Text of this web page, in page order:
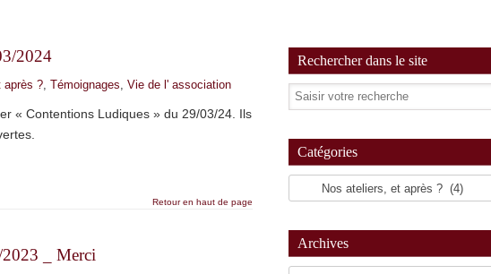
2024
après ?, Témoignages, Vie de l' association
« Contentions Ludiques » du 29/03/24. Ils
Retour en haut de page
_ Merci
Rechercher dans le site
Catégories
Archives
Archives